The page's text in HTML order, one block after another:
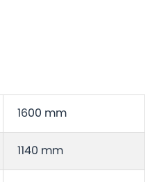
1600 mm
1140 mm